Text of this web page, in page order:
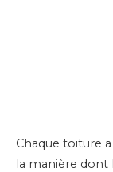
Chaque toiture
la manière dont